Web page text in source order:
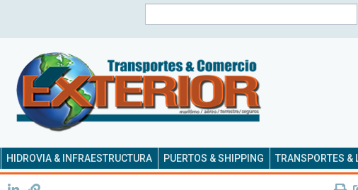
HIDROVIA & INFRAESTRUCTURA PUERTOS & SHIPPING TRANSPORTES &